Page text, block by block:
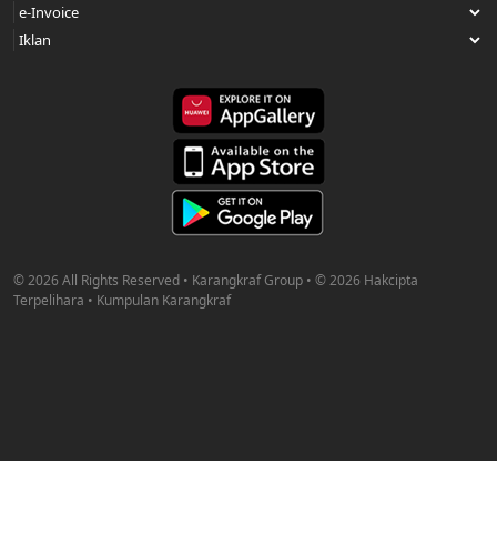
© 2026 All Rights Reserved • Karangkraf Group • © 2026 Hakcipta
Terpelihara • Kumpulan Karangkraf